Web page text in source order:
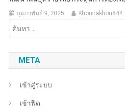
กุมภาพันธ์ 9, 2025 Khonnakhon844
META
เข้าสู่ระบบ
เข้าฟีด